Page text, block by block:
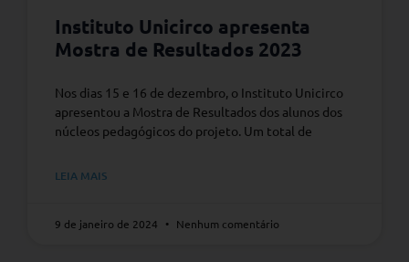
Instituto Unicirco apresenta
Mostra de Resultados 2023
Nos dias 15 e 16 de dezembro, o Instituto Unicirco
apresentou a Mostra de Resultados dos alunos dos
núcleos pedagógicos do projeto. Um total de
LEIA MAIS
9 de janeiro de 2024 Nenhum comentário